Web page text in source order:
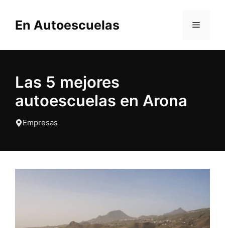
En Autoescuelas MENÚ
Las 5 mejores
autoescuelas en Arona
Empresas